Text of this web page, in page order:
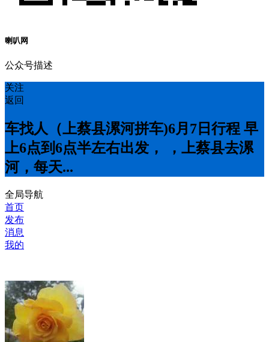
喇叭网
公众号描述
关注
返回
车找人（上蔡县漯河拼车)6月7日行程 早
上6点到6点半左右出发， ，上蔡县去漯
河，每天...
全局导航
首页
发布
消息
我的